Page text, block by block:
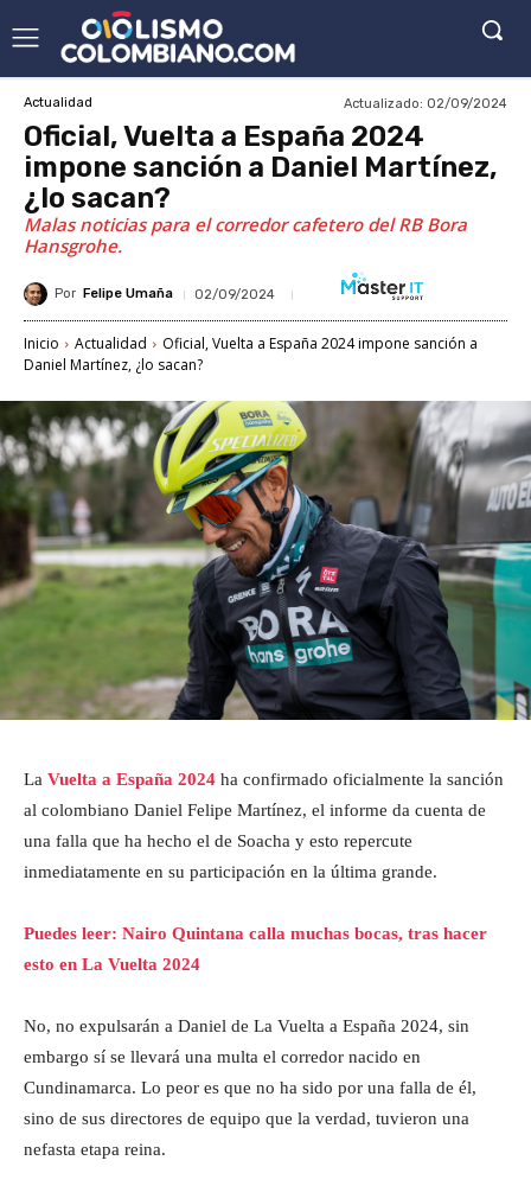
Actualidad Actualizado: 02/09/2024
Oficial, Vuelta a España 2024
impone sanción a Daniel Martínez,
¿lo sacan?
Malas noticias para el corredor cafetero del RB Bora
Hansgrohe.
Por Felipe Umaña 02/09/2024
Inicio Actualidad
Oficial, Vuelta a España 2024 impone sanción a
Daniel Martínez, ¿lo sacan?
La Vuelta a España 2024 ha confirmado oficialmente la sanción
al colombiano Daniel Felipe Martínez, el informe da cuenta de
una falla que ha hecho el de Soacha y esto repercute
inmediatamente en su participación en la última grande.
Puedes leer: Nairo Quintana calla muchas bocas, tras hacer
esto en La Vuelta 2024
No, no expulsarán a Daniel de La Vuelta a España 2024, sin
embargo sí se llevará una multa el corredor nacido en
Cundinamarca. Lo peor es que no ha sido por una falla de él,
sino de sus directores de equipo que la verdad, tuvieron una
nefasta etapa reina.